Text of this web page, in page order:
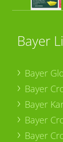
Bayer
Bayer
Bayer
Bayer
Bayer
Bayer